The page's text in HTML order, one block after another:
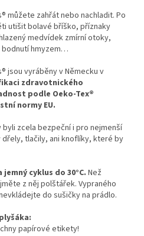
můžete zahřát nebo nachladit. Po
utišit bolavé bříško, příznaky
medvídek zmírní otoky,
hmyzem…
jsou vyráběny v Německu v
zdravotnického
podle Oeko-Tex®
normy EU.
zcela bezpeční i pro nejmenší
tlačily, ani knoflíky, které by
cyklus do 30°C. Než
z něj polštářek. Vypraného
do sušičky na prádlo.
papírové etikety!